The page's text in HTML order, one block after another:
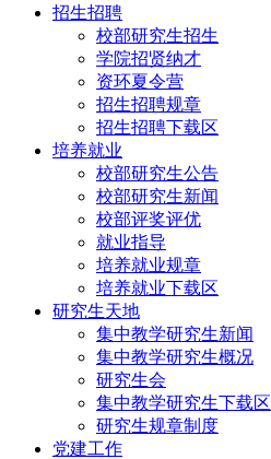
招生招聘
校部研究生招生
学院招贤纳才
资环夏令营
招生招聘规章
招生招聘下载区
培养就业
校部研究生公告
校部研究生新闻
校部评奖评优
就业指导
培养就业规章
培养就业下载区
研究生天地
集中教学研究生新闻
集中教学研究生概况
研究生会
集中教学研究生下载区
研究生规章制度
党建工作